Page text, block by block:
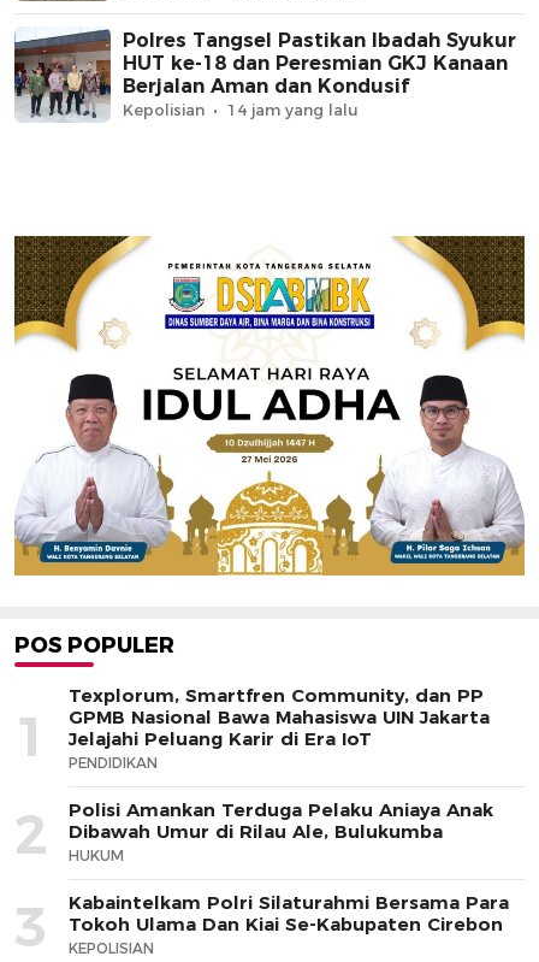
Polres Tangsel Pastikan Ibadah Syukur
HUT ke-18 dan Peresmian GKJ Kanaan
Berjalan Aman dan Kondusif
Kepolisian 14 jam yang lalu
POS POPULER
1
Texplorum, Smartfren Community, dan PP
GPMB Nasional Bawa Mahasiswa UIN Jakarta
Jelajahi Peluang Karir di Era IoT
PENDIDIKAN
2
Polisi Amankan Terduga Pelaku Aniaya Anak
Dibawah Umur di Rilau Ale, Bulukumba
HUKUM
3
Kabaintelkam Polri Silaturahmi Bersama Para
Tokoh Ulama Dan Kiai Se-Kabupaten Cirebon
KEPOLISIAN